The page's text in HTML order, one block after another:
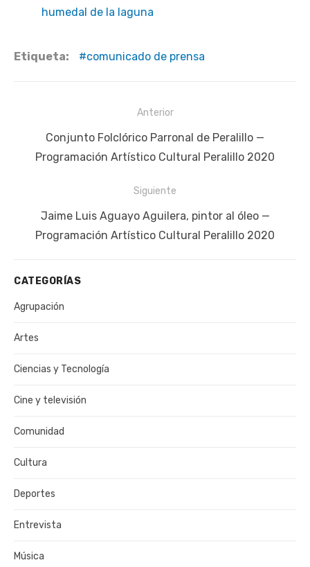
humedal de la laguna
Etiqueta: comunicado de prensa
entradas
Anterior
Publicación
anterior:
Conjunto Folclórico Parronal de Peralillo —
Programación Artístico Cultural Peralillo 2020
Siguiente
Siguiente
publicación:
Jaime Luis Aguayo Aguilera, pintor al óleo —
Programación Artístico Cultural Peralillo 2020
CATEGORÍAS
Agrupación
Artes
Ciencias y Tecnología
Cine y televisión
Comunidad
Cultura
Deportes
Entrevista
Música